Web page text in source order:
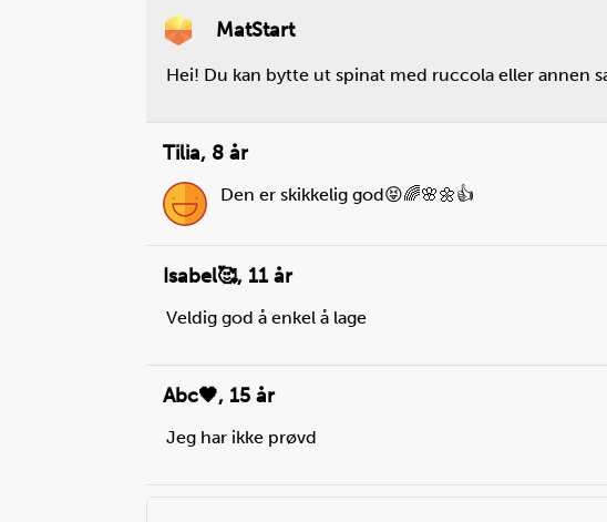
MatStart
Hei! Du kan bytte ut spinat med ruccola eller annen
Tilia, 8 år
Den er skikkelig god😝🌈🌸🌼👍
Isabel🥰, 11 år
Veldig god å enkel å lage
Abc🖤, 15 år
Jeg har ikke prøvd